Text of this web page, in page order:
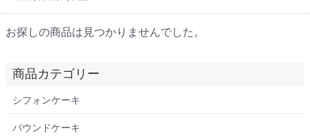
お探しの商品は見つかりませんでした。
商品カテゴリー
シフォンケーキ
パウンドケーキ